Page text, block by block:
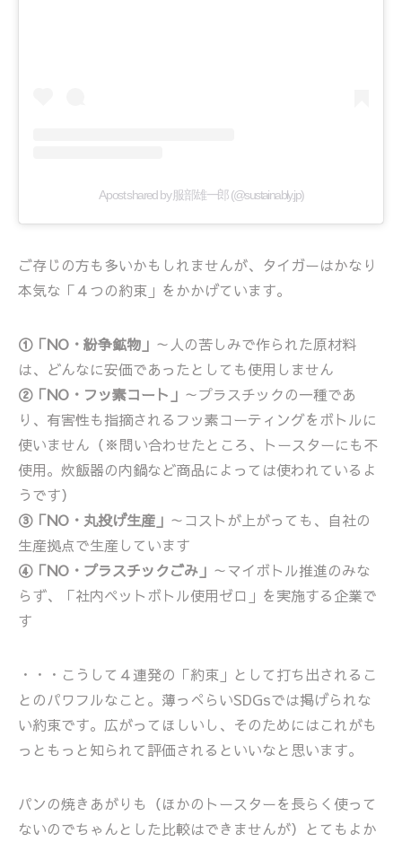
A post shared by 服部雄一郎 (@sustainably.jp)
ご存じの方も多いかもしれませんが、タイガーはかなり
本気な「４つの約束」をかかげています。
①「NO・紛争鉱物」 ～人の苦しみで作られた原材料
は、どんなに安価であったとしても使用しません
②「NO・フッ素コート」 ～プラスチックの一種であ
り、有害性も指摘されるフッ素コーティングをボトルに
使いません（※問い合わせたところ、トースターにも不
使用。炊飯器の内鍋など商品によっては使われているよ
うです）
③「NO・丸投げ生産」 ～コストが上がっても、自社の
生産拠点で生産しています
④「NO・プラスチックごみ」 ～マイボトル推進のみな
らず、「社内ペットボトル使用ゼロ」を実施する企業で
す
・・・こうして４連発の「約束」として打ち出されるこ
とのパワフルなこと。薄っぺらいSDGsでは掲げられな
い約束です。広がってほしいし、そのためにはこれがも
っともっと知られて評価されるといいなと思います。
パンの焼きあがりも（ほかのトースターを長らく使って
ないのでちゃんとした比較はできませんが）とてもよか